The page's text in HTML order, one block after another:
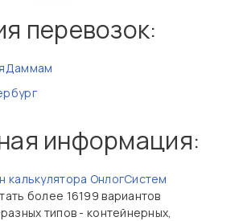
перевозок:
Даммам
информация:
калькулятора ОнлогСистем
более 16199 вариантов
типов - контейнерных,